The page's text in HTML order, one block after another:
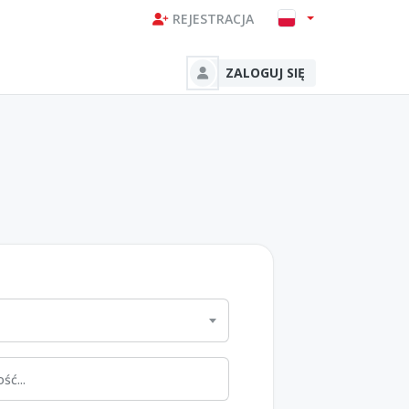
REJESTRACJA
ZALOGUJ SIĘ